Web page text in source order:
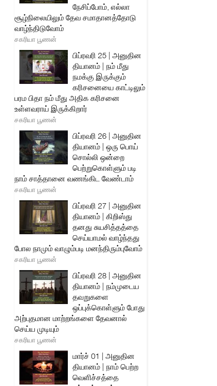
நேசிப்போம், எல்லா
சூழ்நிலையிலும் தேவ சமாதானத்தோடு
வாழ்ந்திடுவோம்
சகரியா பூணன்
பிப்ரவரி 25 | அனுதின
தியானம் | நம் மீது
நமக்கு இருக்கும்
கரிசனையை காட்டிலும்
பரம பிதா நம் மீது அதிக கரிசனை
உள்ளவராய் இருக்கிறார்
சகரியா பூணன்
பிப்ரவரி 26 | அனுதின
தியானம் | ஒரு பொய்
சொல்லி ஒன்றை
பெற்றுகொள்ளும் படி
நாம் சாத்தானை வணங்கிட வேண்டாம்
சகரியா பூணன்
பிப்ரவரி 27 | அனுதின
தியானம் | கிறிஸ்து
தனது சுயசித்தத்தை
செய்யாமல் வாழ்ந்தது
போல நாமும் வாழும்படி மனந்திரும்புவோம்
சகரியா பூணன்
பிப்ரவரி 28 | அனுதின
தியானம் | நம்முடைய
தவறுகளை
ஒப்புக்கொள்ளும் போது
அற்புதமான மாற்றங்களை தேவனால்
செய்ய முடியும்
சகரியா பூணன்
மார்ச் 01 | அனுதின
தியானம் | நாம் பெற்ற
வெளிச்சத்தை